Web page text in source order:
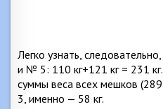
Легко узнать,
и № 5: 110 кг+121 кг = 231
суммы веса всех мешков
3, именно — 58 кг.